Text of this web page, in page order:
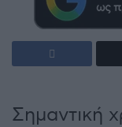
Σημαντική